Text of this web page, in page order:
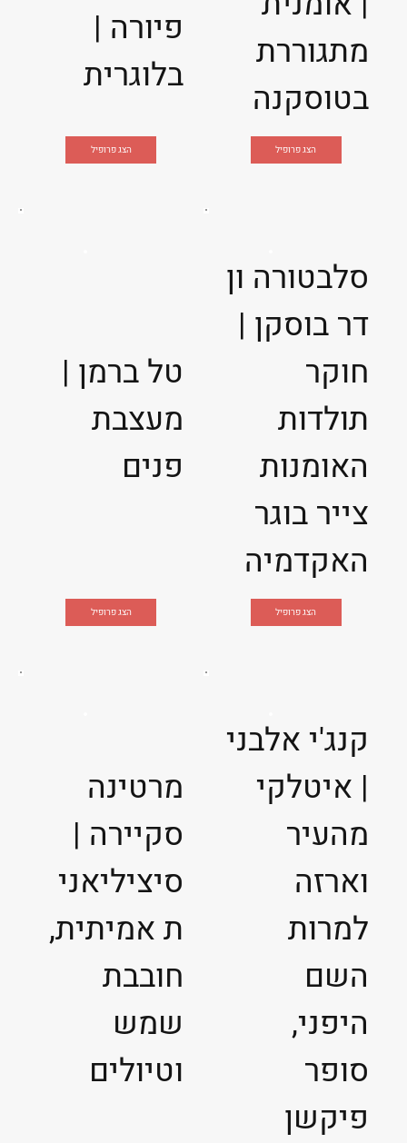
פיורה |
בלוגרית
הצג פרופיל
מתגוררת
בטוסקנה
הצג פרופיל
טל ברמן |
מעצבת
פנים
הצג פרופיל
סלבטורה ון
דר בוסקן |
חוקר
תולדות
האומנות
צייר בוגר
האקדמיה
הצג פרופיל
מרטינה
סקיירה |
סיציליאני
ת אמיתית,
חובבת
שמש
וטיולים
קנג'י אלבני
| איטלקי
מהעיר
וארזה
למרות
השם
היפני,
סופר
פיקשן